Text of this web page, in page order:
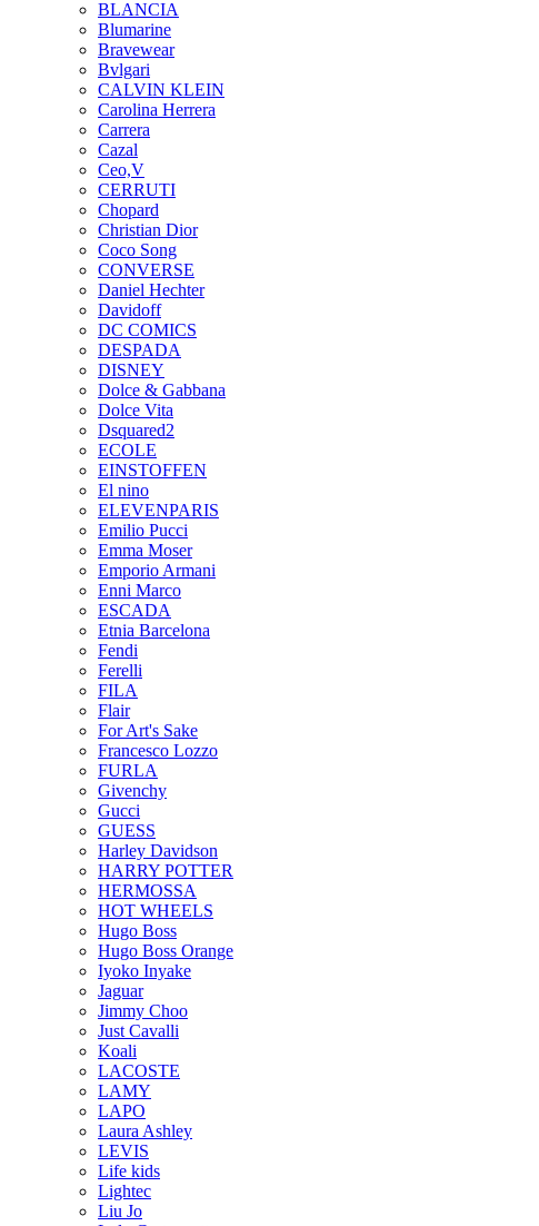
BLANCIA
Blumarine
Bravewear
Bvlgari
CALVIN KLEIN
Carolina Herrera
Carrera
Cazal
Ceo,V
CERRUTI
Chopard
Christian Dior
Coco Song
CONVERSE
Daniel Hechter
Davidoff
DC COMICS
DESPADA
DISNEY
Dolce & Gabbana
Dolce Vita
Dsquared2
ECOLE
EINSTOFFEN
El nino
ELEVENPARIS
Emilio Pucci
Emma Moser
Emporio Armani
Enni Marco
ESCADA
Etnia Barcelona
Fendi
Ferelli
FILA
Flair
For Art's Sake
Francesco Lozzo
FURLA
Givenchy
Gucci
GUESS
Harley Davidson
HARRY POTTER
HERMOSSA
HOT WHEELS
Hugo Boss
Hugo Boss Orange
Iyoko Inyake
Jaguar
Jimmy Choo
Just Cavalli
Koali
LACOSTE
LAMY
LAPO
Laura Ashley
LEVIS
Life kids
Lightec
Liu Jo